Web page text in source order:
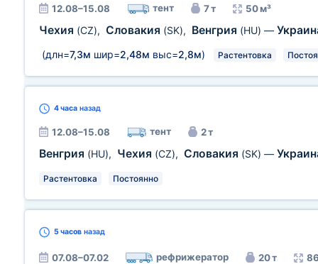
12.08–15.08 тент 7 т 50 м³
Чехия (CZ), Словакия (SK), Венгрия (HU) —
(длн=7,3м шир=2,48м выс=2,8м) Растентовка
4 часа назад
12.08–15.08 тент 2 т
Венгрия (HU), Чехия (CZ), Словакия (SK) —
Растентовка Постоянно
5 часов назад
07.08–07.02 рефрижератор 20 т